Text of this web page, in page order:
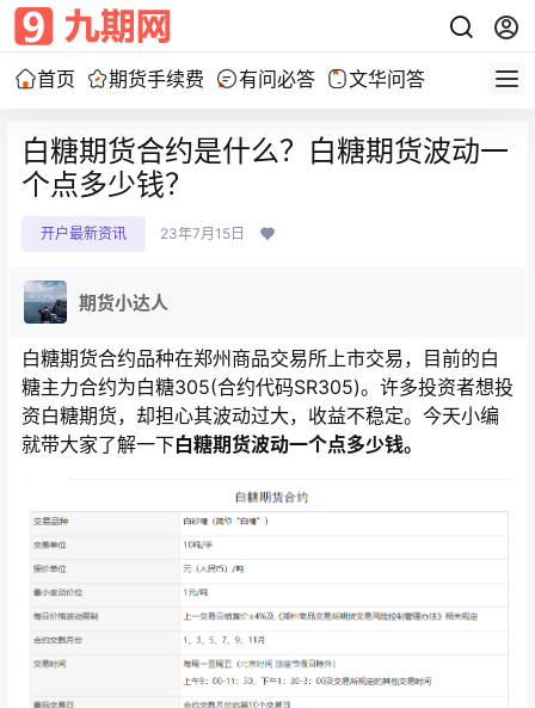
首页 期货手续费 有问必答 文华问答
白糖期货合约是什么？白糖期货波动一
个点多少钱？
开户最新资讯 23年7月15日
期货小达人
白糖期货合约品种在郑州商品交易所上市交易，目前的白
糖主力合约为白糖305(合约代码SR305)。许多投资者想投
资白糖期货，却担心其波动过大，收益不稳定。今天小编
就带大家了解一下白糖期货波动一个点多少钱。